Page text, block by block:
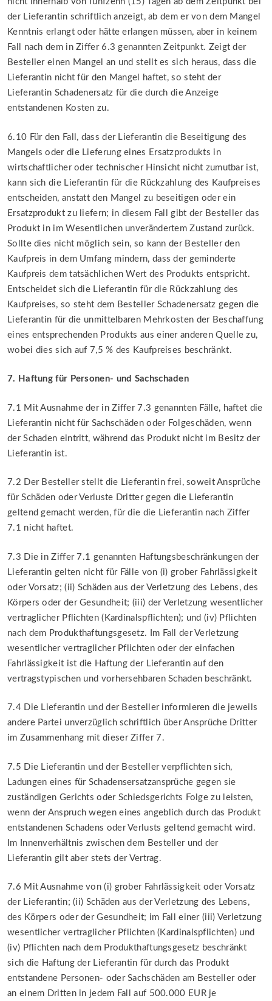
der Lieferantin schriftlich anzeigt, ab dem er von dem Mangel
Kenntnis erlangt oder hätte erlangen müssen, aber in keinem
Fall nach dem in Ziffer 6.3 genannten Zeitpunkt. Zeigt der
Besteller einen Mangel an und stellt es sich heraus, dass die
Lieferantin nicht für den Mangel haftet, so steht der
Lieferantin Schadenersatz für die durch die Anzeige
entstandenen Kosten zu.
6.10 Für den Fall, dass der Lieferantin die Beseitigung des
Mangels oder die Lieferung eines Ersatzprodukts in
wirtschaftlicher oder technischer Hinsicht nicht zumutbar ist,
kann sich die Lieferantin für die Rückzahlung des Kaufpreises
entscheiden, anstatt den Mangel zu beseitigen oder ein
Ersatzprodukt zu liefern; in diesem Fall gibt der Besteller das
Produkt in im Wesentlichen unverändertem Zustand zurück.
Sollte dies nicht möglich sein, so kann der Besteller den
Kaufpreis in dem Umfang mindern, dass der geminderte
Kaufpreis dem tatsächlichen Wert des Produkts entspricht.
Entscheidet sich die Lieferantin für die Rückzahlung des
Kaufpreises, so steht dem Besteller Schadenersatz gegen die
Lieferantin für die unmittelbaren Mehrkosten der Beschaffung
eines entsprechenden Produkts aus einer anderen Quelle zu,
wobei dies sich auf 7,5 % des Kaufpreises beschränkt.
7. Haftung für Personen- und Sachschaden
7.1 Mit Ausnahme der in Ziffer 7.3 genannten Fälle, haftet die
Lieferantin nicht für Sachschäden oder Folgeschäden, wenn
der Schaden eintritt, während das Produkt nicht im Besitz der
Lieferantin ist.
7.2 Der Besteller stellt die Lieferantin frei, soweit Ansprüche
für Schäden oder Verluste Dritter gegen die Lieferantin
geltend gemacht werden, für die die Lieferantin nach Ziffer
7.1 nicht haftet.
7.3 Die in Ziffer 7.1 genannten Haftungsbeschränkungen der
Lieferantin gelten nicht für Fälle von (i) grober Fahrlässigkeit
oder Vorsatz; (ii) Schäden aus der Verletzung des Lebens, des
Körpers oder der Gesundheit; (iii) der Verletzung wesentlicher
vertraglicher Pflichten (Kardinalspflichten); und (iv) Pflichten
nach dem Produkthaftungsgesetz. Im Fall der Verletzung
wesentlicher vertraglicher Pflichten oder der einfachen
Fahrlässigkeit ist die Haftung der Lieferantin auf den
vertragstypischen und vorhersehbaren Schaden beschränkt.
7.4 Die Lieferantin und der Besteller informieren die jeweils
andere Partei unverzüglich schriftlich über Ansprüche Dritter
im Zusammenhang mit dieser Ziffer 7.
7.5 Die Lieferantin und der Besteller verpflichten sich,
Ladungen eines für Schadensersatzansprüche gegen sie
zuständigen Gerichts oder Schiedsgerichts Folge zu leisten,
wenn der Anspruch wegen eines angeblich durch das Produkt
entstandenen Schadens oder Verlusts geltend gemacht wird.
Im Innenverhältnis zwischen dem Besteller und der
Lieferantin gilt aber stets der Vertrag.
7.6 Mit Ausnahme von (i) grober Fahrlässigkeit oder Vorsatz
der Lieferantin; (ii) Schäden aus der Verletzung des Lebens,
des Körpers oder der Gesundheit; im Fall einer (iii) Verletzung
wesentlicher vertraglicher Pflichten (Kardinalspflichten) und
(iv) Pflichten nach dem Produkthaftungsgesetz beschränkt
sich die Haftung der Lieferantin für durch das Produkt
entstandene Personen- oder Sachschäden am Besteller oder
an einem Dritten in jedem Fall auf 500.000 EUR je